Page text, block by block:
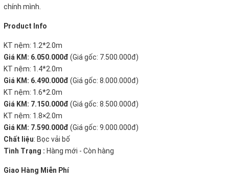
chính mình.
Product Info
KT nệm: 1.2*2.0m
Giá KM: 6.050.000đ (Giá gốc: 7.500.000đ)
KT nệm: 1.4*2.0m
Giá KM: 6.490.000đ (Giá gốc: 8.000.000đ)
KT nệm: 1.6*2.0m
Giá KM: 7.150.000đ (Giá gốc: 8.500.000đ)
KT nệm: 1.8×2.0m
Giá KM: 7.590.000đ (Giá gốc: 9.000.000đ)
Chất liệu: Bọc vải bố
Tình Trạng : Hàng mới - Còn hàng
Giao Hàng Miễn Phí